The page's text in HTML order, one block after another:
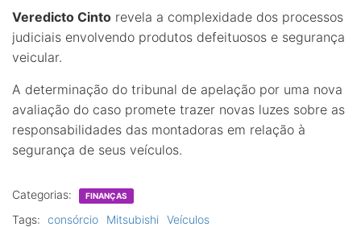
Veredicto Cinto revela a complexidade dos processos
judiciais envolvendo produtos defeituosos e segurança
veicular.
A determinação do tribunal de apelação por uma nova
avaliação do caso promete trazer novas luzes sobre as
responsabilidades das montadoras em relação à
segurança de seus veículos.
Categorias: FINANÇAS
Tags: consórcio Mitsubishi Veículos